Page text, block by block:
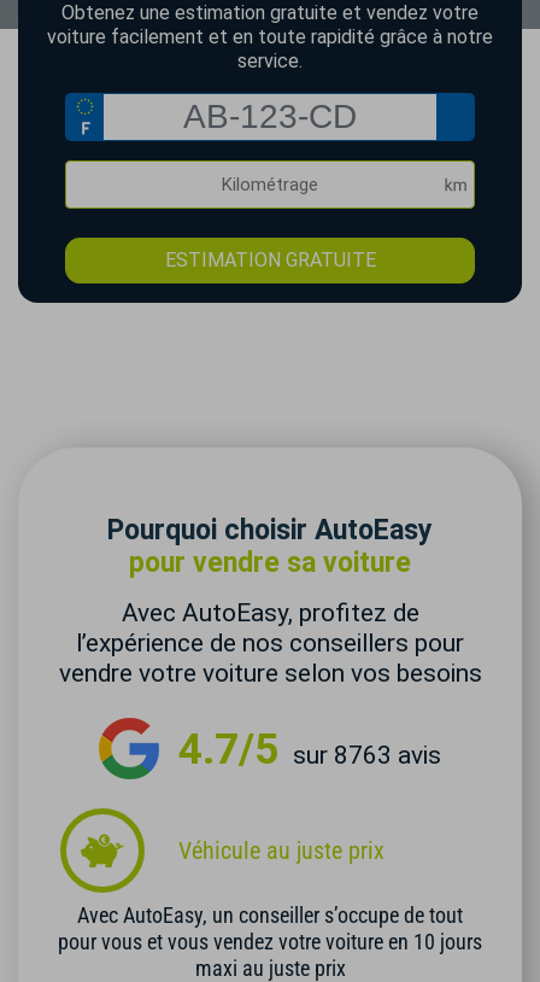
Obtenez une estimation gratuite et vendez votre
voiture facilement et en toute rapidité grâce à notre
service.
ESTIMATION GRATUITE
Pourquoi choisir AutoEasy
pour vendre sa voiture
Avec AutoEasy, profitez de
l’expérience de nos conseillers pour
vendre votre voiture selon vos besoins
4.7/5 sur 8763 avis
Véhicule au juste prix
Avec AutoEasy, un conseiller s’occupe de tout
pour vous et vous vendez votre voiture en 10 jours
maxi au juste prix